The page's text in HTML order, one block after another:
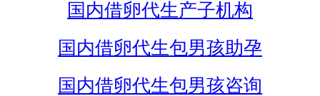
国内借卵代生产子机构
国内借卵代生包男孩助孕
国内借卵代生包男孩咨询